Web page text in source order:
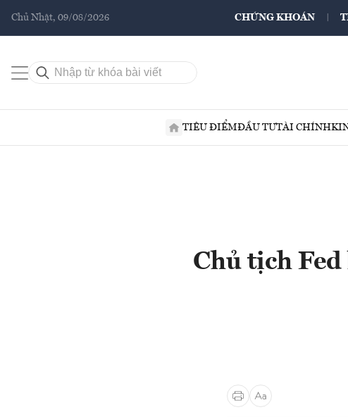
Chủ Nhật, 09/08/2026 CHỨNG KHOÁN
TIÊU ĐIỂMĐẦU TƯTÀI CHÍNH
Chủ tịch Fed